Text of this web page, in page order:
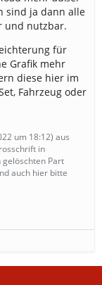
sind ja dann alle
und nutzbar.
für
Grafik mehr
diese hier im
Fahrzeug oder
um 18:12) aus
in
Part
auch hier bitte